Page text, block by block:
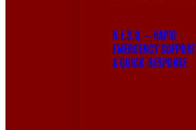
R.E.S.Q. — RAPID
EMERGENCY SUPPORT
& QUICK-RESPONSE